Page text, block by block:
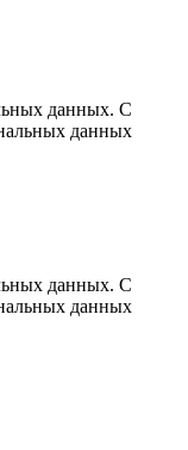
данных. С
данных
данных. С
данных